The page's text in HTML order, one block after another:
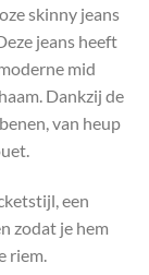
skinny jeans
jeans heeft
mid
Dankzij de
van heup
een
zodat je hem
riem.